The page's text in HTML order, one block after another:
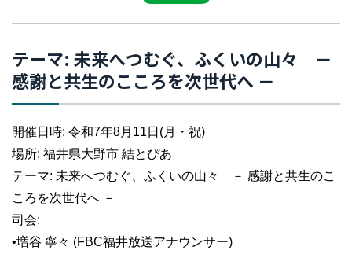
テーマ: 未来へつむぐ、ふくいの山々 －
感謝と共生のこころを次世代へ －
開催日時: 令和7年8月11日(月・祝)
場所: 福井県大野市 結とぴあ
テーマ: 未来へつむぐ、ふくいの山々 － 感謝と共生のこ
ころを次世代へ －
司会:
•増谷 寧々 (FBC福井放送アナウンサー)